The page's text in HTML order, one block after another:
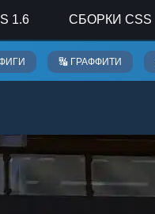
1.6 СБОРКИ CSS
🔣 ГРАФФИТИ